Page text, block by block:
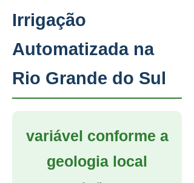
Irrigação
Automatizada na
Rio Grande do Sul
variável conforme a
geologia local